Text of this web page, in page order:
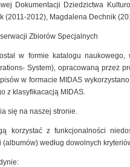
Dokumentacji Dziedzictwa
(2011-2012), Magdalena Dechnik
Zbiorów Specjalnych
w formie katalogu
System), opracowaną przez
w formacie MIDAS
z klasyfikacacją MIDAS.
się na naszej stronie.
korzystać z funkcjonalności
według dowolnych